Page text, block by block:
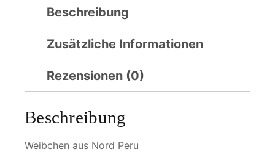
i
u
a
Beschreibung
Zusätzliche Informationen
Rezensionen (0)
Beschreibung
Weibchen aus Nord Peru